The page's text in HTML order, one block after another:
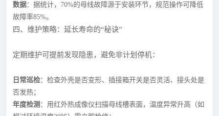
数据：据统计，70%的母线故障源于安装环节，规范操作可降低
故障率85%。
四、维护策略：延长寿命的“秘诀”
定期维护可提前发现隐患，避免非计划停机：
日常巡检：检查外壳是否变形、插接箱开关是否灵活、接头处是
否发热；
年度检测 ：用红外热成像仪扫描母线槽表面，温度异常升高（如